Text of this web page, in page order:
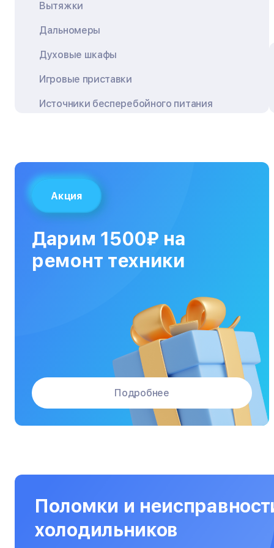
Вытяжки
Дальномеры
Духовые шкафы
Игровые приставки
Источники бесперебойного питания
Кофемашины
Кухонные плиты
МФУ
Микроволновые печи
Морозильные камеры
Акция
Дарим 1500₽ на
ремонт техники
Подробнее
Поломки и
холодильников